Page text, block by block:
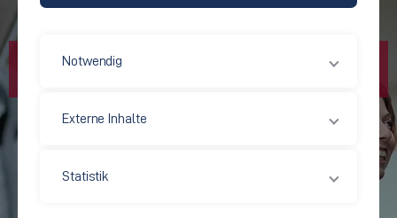
Notwendig
Externe Inhalte
Statistik